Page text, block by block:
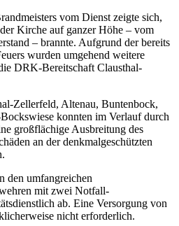
vom Dienst zeigte sich,
Kirche auf ganzer Höhe – vom
– brannte. Aufgrund der bereits
wurden umgehend weitere
DRK-Bereitschaft Clausthal-
Zellerfeld, Altenau, Buntenbock,
konnten im Verlauf durch
großflächige Ausbreitung des
an der denkmalgeschützten
den umfangreichen
mit zwei Notfall-
ab. Eine Versorgung von
nicht erforderlich.